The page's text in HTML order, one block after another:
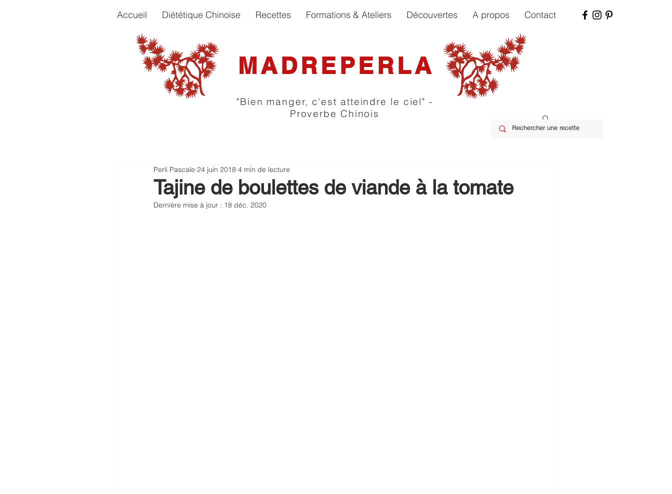
Accueil Diététique Chinoise Recettes Formations & Ateliers Découvertes A propos Contact
MADREPERLA
"Bien manger, c'est atteindre le ciel" -
Proverbe Chinois
Tajine de boulettes de viande à la tomate
Perli Pascale 24 juin 2018 4 min de lecture
Dernière mise à jour : 18 déc. 2020